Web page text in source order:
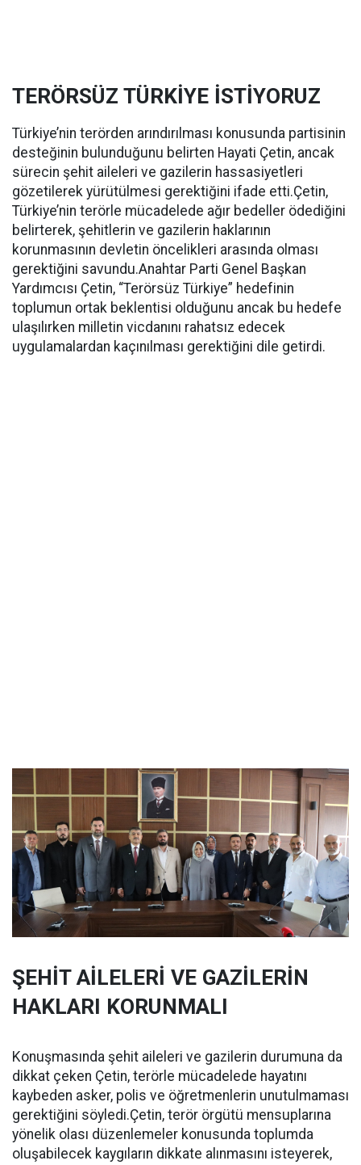
TERÖRSÜZ TÜRKİYE İSTİYORUZ
Türkiye’nin terörden arındırılması konusunda partisinin
desteğinin bulunduğunu belirten Hayati Çetin, ancak
sürecin şehit aileleri ve gazilerin hassasiyetleri
gözetilerek yürütülmesi gerektiğini ifade etti.Çetin,
Türkiye’nin terörle mücadelede ağır bedeller ödediğini
belirterek, şehitlerin ve gazilerin haklarının
korunmasının devletin öncelikleri arasında olması
gerektiğini savundu.Anahtar Parti Genel Başkan
Yardımcısı Çetin, “Terörsüz Türkiye” hedefinin
toplumun ortak beklentisi olduğunu ancak bu hedefe
ulaşılırken milletin vicdanını rahatsız edecek
uygulamalardan kaçınılması gerektiğini dile getirdi.
ŞEHİT AİLELERİ VE GAZİLERİN
HAKLARI KORUNMALI
Konuşmasında şehit aileleri ve gazilerin durumuna da
dikkat çeken Çetin, terörle mücadelede hayatını
kaybeden asker, polis ve öğretmenlerin unutulmaması
gerektiğini söyledi.Çetin, terör örgütü mensuplarına
yönelik olası düzenlemeler konusunda toplumda
oluşabilecek kaygıların dikkate alınmasını isteyerek,